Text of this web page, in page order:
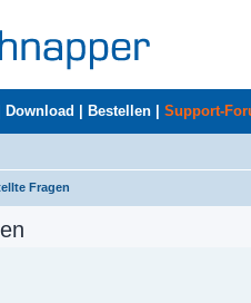
Download Bestellen Support-
Fragen